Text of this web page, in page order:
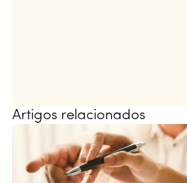
Artigos relacionados